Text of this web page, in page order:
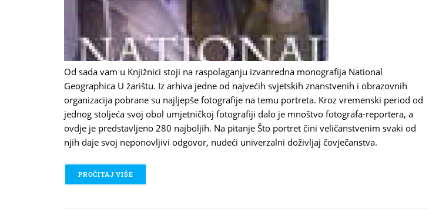
Od sada vam u Knjižnici stoji na raspolaganju izvanredna monografija National
Geographica U žarištu. Iz arhiva jedne od najvećih svjetskih znanstvenih i obrazovnih
organizacija pobrane su najljepše fotografije na temu portreta. Kroz vremenski period od
jednog stoljeća svoj obol umjetničkoj fotografiji dalo je mnoštvo fotografa-reportera, a
ovdje je predstavljeno 280 najboljih. Na pitanje Što portret čini veličanstvenim svaki od
njih daje svoj neponovljivi odgovor, nudeći univerzalni doživljaj čovječanstva.
PROČITAJ VIŠE